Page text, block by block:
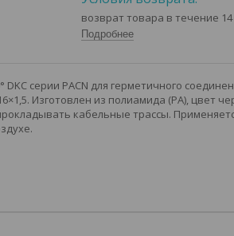
возврат товара в течение
Подробнее
серии PACN для герметичного
Изготовлен из полиамида (PA), цвет
кабельные трассы.